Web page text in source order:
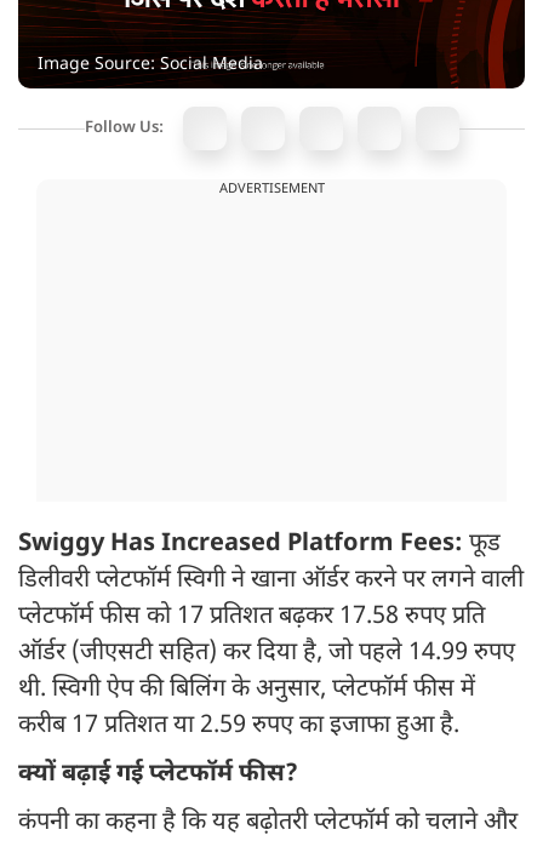
Image Source: Social Media
Follow Us:
ADVERTISEMENT
Swiggy Has Increased Platform Fees: फूड
डिलीवरी प्लेटफॉर्म स्विगी ने खाना ऑर्डर करने पर लगने वाली
प्लेटफॉर्म फीस को 17 प्रतिशत बढ़कर 17.58 रुपए प्रति
ऑर्डर (जीएसटी सहित) कर दिया है, जो पहले 14.99 रुपए
थी. स्विगी ऐप की बिलिंग के अनुसार, प्लेटफॉर्म फीस में
करीब 17 प्रतिशत या 2.59 रुपए का इजाफा हुआ है.
क्यों बढ़ाई गई प्लेटफॉर्म फीस?
कंपनी का कहना है कि यह बढ़ोतरी प्लेटफॉर्म को चलाने और